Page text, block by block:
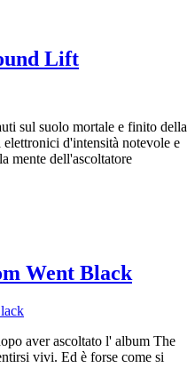
Lift
sul suolo mortale e finito della
d'intensità notevole e
mente dell'ascoltatore
Went Black
aver ascoltato l' album The
vivi. Ed è forse come si